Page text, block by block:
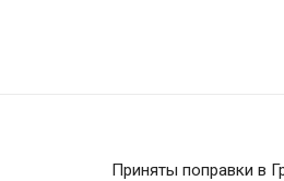
Приняты поправки в